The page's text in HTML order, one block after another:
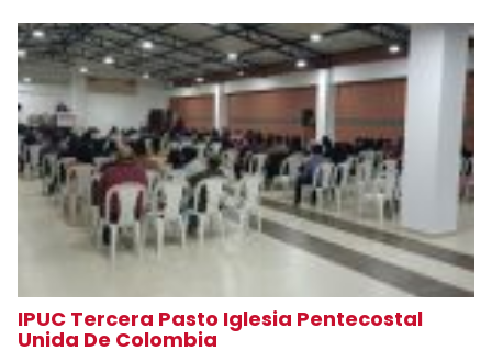
IPUC Tercera Pasto Iglesia Pentecostal
Unida De Colombia